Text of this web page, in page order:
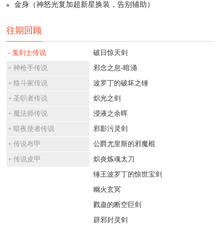
金身（神怒光复加超新星换装，告别辅助）
往期回顾
鬼剑士传说
神枪手传说
格斗家传说
圣职者传说
魔法师传说
暗夜使者传说
传说布甲
传说皮甲
破日惊天剑
邪念之息-暗涌
波罗丁的破坏之锤
炽光之剑
浸液之余晖
邪影污灵剑
公爵尤里斯的邪魔棍
炽炎炼魂太刀
锤王波罗丁的惊世宝剑
幽火玄冥
戮蛊的断空巨剑
辟邪封灵剑